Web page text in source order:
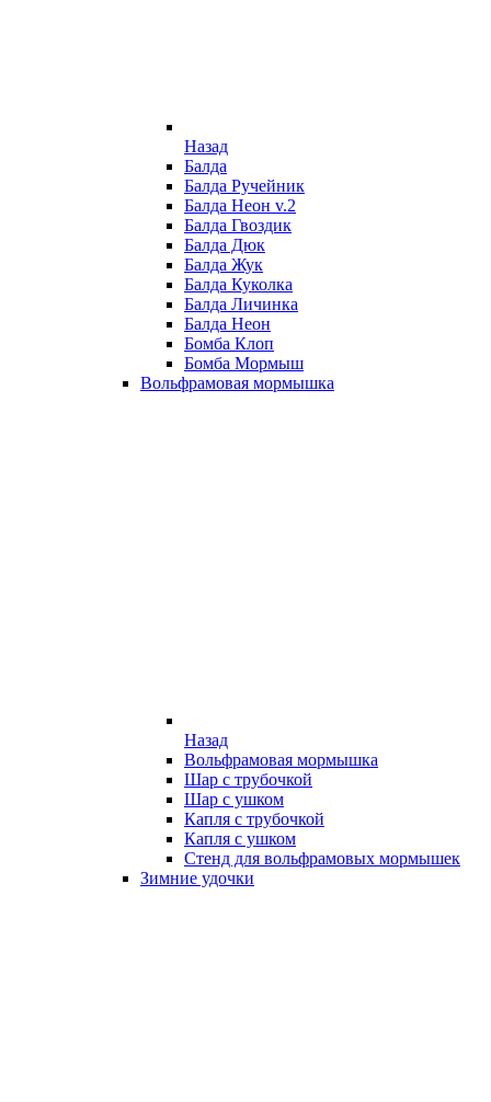
Назад
Балда
Балда Ручейник
Балда Неон v.2
Балда Гвоздик
Балда Дюк
Балда Жук
Балда Куколка
Балда Личинка
Балда Неон
Бомба Клоп
Бомба Мормыш
Вольфрамовая мормышка
Назад
Вольфрамовая мормышка
Шар с трубочкой
Шар с ушком
Капля с трубочкой
Капля с ушком
Стенд для вольфрамовых мормышек
Зимние удочки